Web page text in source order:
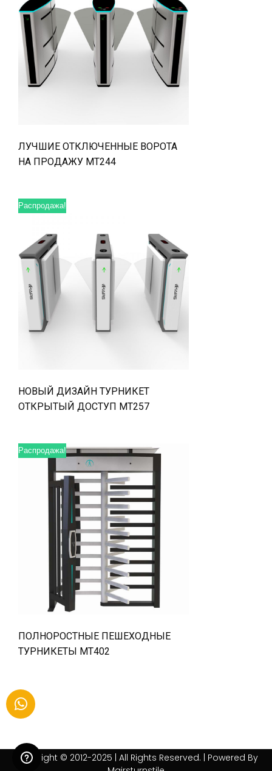
ЛУЧШИЕ ОТКЛЮЧЕННЫЕ ВОРОТА
НА ПРОДАЖУ MT244
Распродажа!
НОВЫЙ ДИЗАЙН ТУРНИКЕТ
ОТКРЫТЫЙ ДОСТУП MT257
Распродажа!
ПОЛНОРОСТНЫЕ ПЕШЕХОДНЫЕ
ТУРНИКЕТЫ MT402
Copyright © 2012-2025 | All Rights Reserved. | Powered By